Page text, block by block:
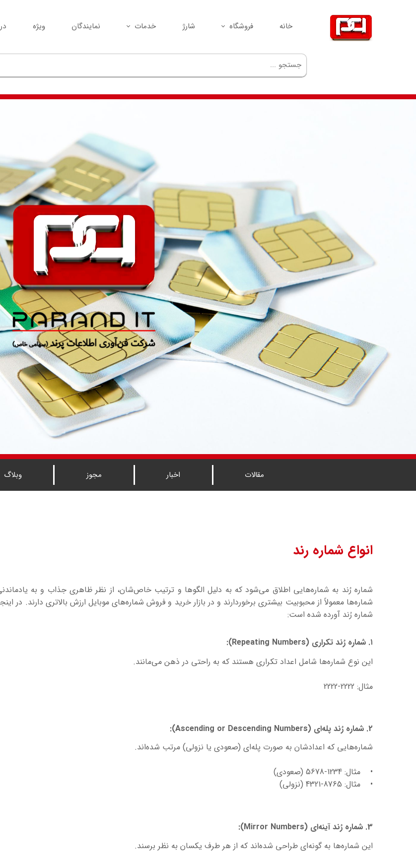
خانه فروشگاه
مودم
گوشی
تجهیزات شبکه
شارژ خدمات
خرید انواع مودم کارکرده
پیامک انبوه
تمام کدهای دستوری (USSD)
تعویض مودم کارکرده با مودم نو
نمایندگان ویژه
مقالات اخبار مجوز وبلاگ
انواع شماره رند
شماره رُند به شماره‌هایی اطلاق می‌شود که به دلیل الگوها و ترتیب خاص‌شان، از نظر ظاهری جذاب و به
شماره‌ها معمولاً از محبوبیت بیشتری برخوردارند و در بازار خرید و فروش شماره‌های موبایل ارزش بالاتری دارند. در
شماره رُند آورده شده است:
۱. شماره رُند تکراری (Repeating Numbers):
این نوع شماره‌ها شامل اعداد تکراری هستند که به راحتی در ذهن می‌مانند.
مثال: 2222-2222
2. شماره رُند پله‌ای (Ascending or Descending Numbers):
شماره‌هایی که اعدادشان به صورت پله‌ای (صعودی یا نزولی) مرتب شده‌اند.
• مثال: 1234-5678 (صعودی)
• مثال: 8765-4321 (نزولی)
3. شماره رُند آینه‌ای (Mirror Numbers):
این شماره‌ها به گونه‌ای طراحی شده‌اند که از هر طرف یکسان به نظر برسند.